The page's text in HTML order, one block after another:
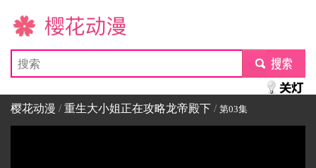
樱花动漫
submit
樱花动漫 /重生大小姐正在攻略龙帝殿下 / 第03集